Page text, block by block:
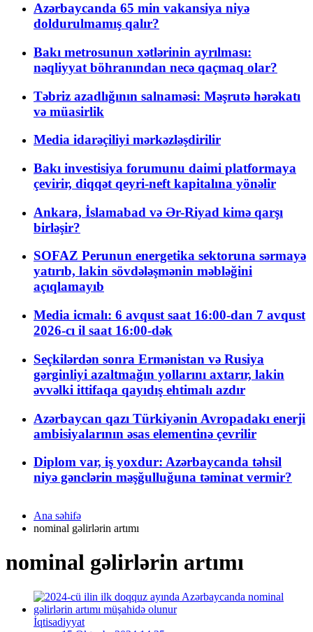
Azərbaycanda 65 min vakansiya niyə
doldurulmamış qalır?
Bakı metrosunun xətlərinin ayrılması:
nəqliyyat böhranından necə qaçmaq olar?
Təbriz azadlığının salnaməsi: Məşrutə hərəkatı
və müasirlik
Media idarəçiliyi mərkəzləşdirilir
Bakı investisiya forumunu daimi platformaya
çevirir, diqqət qeyri-neft kapitalına yönəlir
Ankara, İslamabad və Ər-Riyad kimə qarşı
birləşir?
SOFAZ Perunun energetika sektoruna sərmayə
yatırıb, lakin sövdələşmənin məbləğini
açıqlamayıb
Media icmalı: 6 avqust saat 16:00-dan 7 avqust
2026-cı il saat 16:00-dək
Seçkilərdən sonra Ermənistan və Rusiya
gərginliyi azaltmağın yollarını axtarır, lakin
əvvəlki ittifaqa qayıdış ehtimalı azdır
Azərbaycan qazı Türkiyənin Avropadakı enerji
ambisiyalarının əsas elementinə çevrilir
Diplom var, iş yoxdur: Azərbaycanda təhsil
niyə gənclərin məşğulluğuna təminat vermir?
Ana səhifə
nominal gəlirlərin artımı
nominal gəlirlərin artımı
İqtisadiyyat